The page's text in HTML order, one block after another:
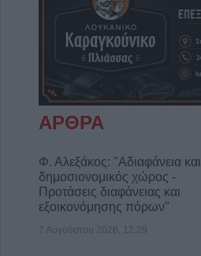
ΑΡΘΡΑ
Φ. Αλεξάκος: "Αδιαφάνεια και
δημοσιονομικός χώρος -
Προτάσεις διαφάνειας και
εξοικονόμησης πόρων"
7 Αυγούστου 2026, 12:29